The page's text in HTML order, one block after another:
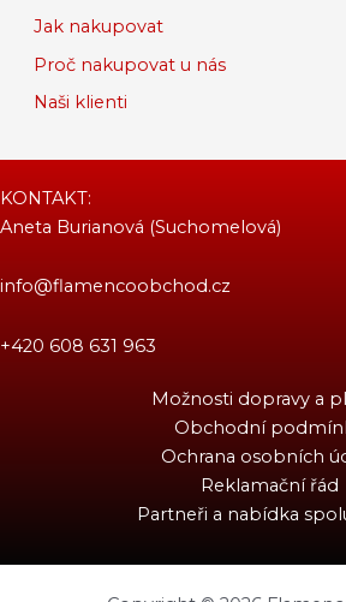
Jak nakupovat
Proč nakupovat u nás
Naši klienti
KONTAKT:
Aneta Burianová (Suchomelová)
info@flamencoobchod.cz
+420 608 631 963
Možnosti dopravy a
Obchodní
Ochrana osobních
Reklamační řád
Partneři a nabídka